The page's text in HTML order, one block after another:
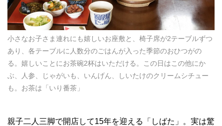
小さなお子さま連れにも嬉しいお座敷と、椅子席が2テーブルずつ
あり、各テーブルに人数分のごはんが入った季節のおひつがの
る。嬉しいことにお茶碗2杯はいただける。この日はこの他にか
ぶ、人参、じゃがいも、いんげん、しいたけのクリームシチュー
も。お茶は「いり番茶」
親子二人三脚で開店して15年を迎える「しばた」。実は驚